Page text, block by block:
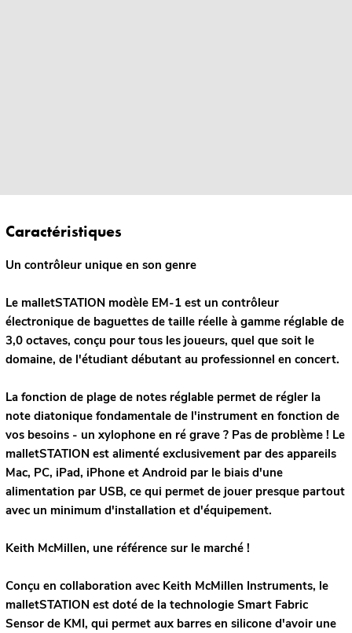
Caractéristiques
Un contrôleur unique en son genre
Le malletSTATION modèle EM-1 est un contrôleur
électronique de baguettes de taille réelle à gamme réglable de
3,0 octaves, conçu pour tous les joueurs, quel que soit le
domaine, de l'étudiant débutant au professionnel en concert.
La fonction de plage de notes réglable permet de régler la
note diatonique fondamentale de l'instrument en fonction de
vos besoins - un xylophone en ré grave ? Pas de problème ! Le
malletSTATION est alimenté exclusivement par des appareils
Mac, PC, iPad, iPhone et Android par le biais d'une
alimentation par USB, ce qui permet de jouer presque partout
avec un minimum d'installation et d'équipement.
Keith McMillen, une référence sur le marché !
Conçu en collaboration avec Keith McMillen Instruments, le
malletSTATION est doté de la technologie Smart Fabric
Sensor de KMI, qui permet aux barres en silicone d'avoir une